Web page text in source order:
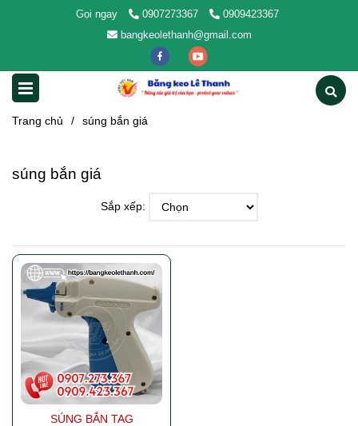
Gọi ngay 0907273367
0909423367
bangkeolethanh@gmail.com
Trang chủ / súng bắn giá
súng bắn giá
Sắp xếp:
SÚNG BẮN TAG